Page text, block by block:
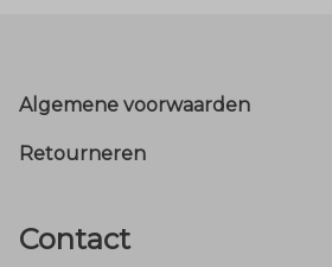
Footer
Algemene voorwaarden
Retourneren
Contact